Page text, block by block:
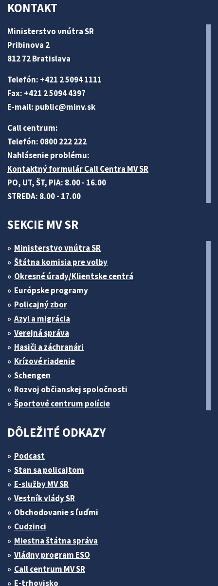
KONTAKT
Ministerstvo vnútra SR
Pribinova 2
812 72 Bratislava
Telefón: +421 2 5094 1111
Fax: +421 2 5094 4397
E-mail: public@minv.sk
Call centrum:
Telefón: 0800 222 222
Nahlásenie problému:
Kontaktný formulár Call Centra MV SR
PO, UT, ŠT, PIA: 8.00 - 16.00
STREDA: 8.00 - 17.00
SEKCIE MV SR
Ministerstvo vnútra SR
Štátna komisia pre volby
Okresné úrady/Klientske centrá
Európske programy
Policajný zbor
Azyl a migrácia
Verejná správa
Hasiči a záchranári
Krízové riadenie
Schengen
Rozvoj občianskej spoločnosti
Športové centrum polície
DÔLEŽITÉ ODKAZY
Podcast
Stan sa policajtom
E-služby MV SR
Vestník vlády SR
Obchodovanie s ľuďmi
Cudzinci
Miestna štátna správa
Vládny program ESO
Call centrum MV SR
E-trhovisko